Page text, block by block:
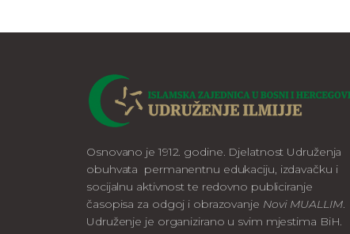
Osnovano je 1912. godine. Djelatnost Udruženja
obuhvata permanentnu edukaciju, izdavačku i
socijalnu aktivnost te redovno publiciranje
časopisa za odgoj i obrazovanje Novi MUALLIM.
Udruženje je organizirano u svim mjestima BiH.